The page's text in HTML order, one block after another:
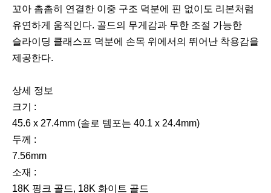
꼬아 촘촘히 연결한 이중 구조 덕분에 핀 없이도 리본처럼
유연하게 움직인다. 골드의 무게감과 무한 조절 가능한
슬라이딩 클래스프 덕분에 손목 위에서의 뛰어난 착용감을
제공한다.
상세 정보
크기 :
45.6 x 27.4mm (솔로 템포는 40.1 x 24.4mm)
두께 :
7.56mm
소재 :
18K 핑크 골드, 18K 화이트 골드